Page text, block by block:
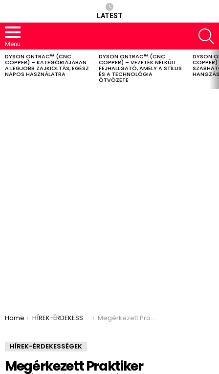
LATEST
Menu
LATEST
STORIES
DYSON ONTRAC™ (CNC
COPPER) – KATEGÓRIÁJÁBAN
A LEGJOBB ZAJKIOLTÁS, EGÉSZ
NAPOS HASZNÁLATRA
DYSON ONTRAC™ (CNC
COPPER) – VEZETÉK NÉLKÜLI
FEJHALLGATÓ, AMELY A STÍLUS
ÉS A TECHNOLÓGIA
ÖTVÖZETE
DYSON
COPPER)
You are here:
Home HÍREK-ÉRDEKESSÉGEK Megérkezett Praktiker karácsonyi katalógus 2018
HÍREK-ÉRDEKESSÉGEK
Megérkezett Praktiker